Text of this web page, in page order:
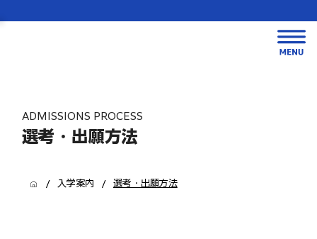
ADMISSIONS PROCESS
選考・出願方法
/ 入学案内 / 選考・出願方法